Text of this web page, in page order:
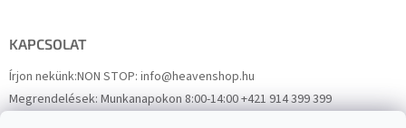
KAPCSOLAT
Írjon nekünk:NON STOP: info@heavenshop.hu
Megrendelések:Munkanapokon 8:00-14:00 +421 914 399 399